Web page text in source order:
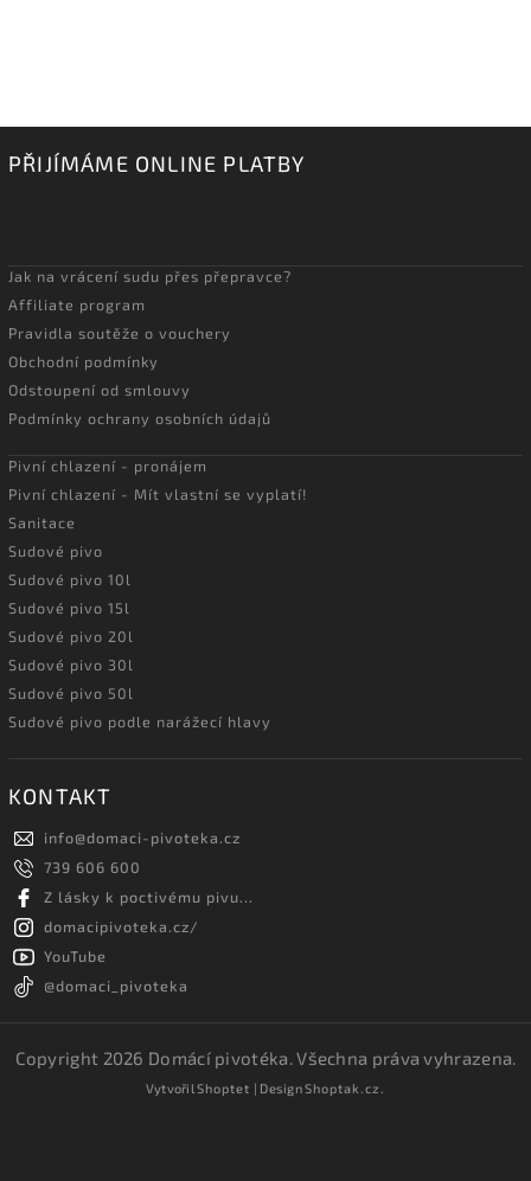
PŘIJÍMÁME ONLINE PLATBY
Jak na vrácení sudu přes přepravce?
Affiliate program
Pravidla soutěže o vouchery
Obchodní podmínky
Odstoupení od smlouvy
Podmínky ochrany osobních údajů
Pivní chlazení - pronájem
Pivní chlazení - Mít vlastní se vyplatí!
Sanitace
Sudové pivo
Sudové pivo 10l
Sudové pivo 15l
Sudové pivo 20l
Sudové pivo 30l
Sudové pivo 50l
Sudové pivo podle narážecí hlavy
KONTAKT
info@domaci-pivoteka.cz
739 606 600
Z lásky k poctivému pivu...
domacipivoteka.cz/
YouTube
@domaci_pivoteka
Copyright 2026 Domácí pivotéka. Všechna práva vyhrazena.
VytvořilShoptet | DesignShoptak.cz.